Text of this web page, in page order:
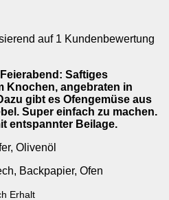
auf 1 Kundenbewertung
Saftiges
Knochen, angebraten in
gibt es Ofengemüse aus
Super einfach zu machen.
entspannter Beilage.
Olivenöl
Backpapier, Ofen
Erhalt